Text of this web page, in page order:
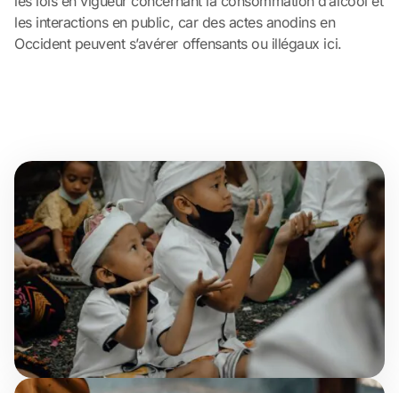
les interactions en public, car des actes anodins en
Occident peuvent s’avérer offensants ou illégaux ici.